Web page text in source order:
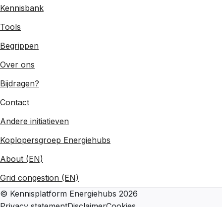
Kennisbank
Tools
Begrippen
Over ons
Bijdragen?
Contact
Andere initiatieven
Koplopersgroep Energiehubs
About (EN)
Grid congestion (EN)
© Kennisplatform Energiehubs 2026